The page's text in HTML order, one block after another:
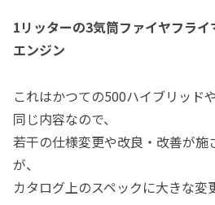
1リッターの3気筒ファイヤフラ
エンジン
これはかつての500ハイブリッド
同じ内容なので、
若干の仕様変更や改良・改善が施
が、
カタログ上のスペックに大きな変